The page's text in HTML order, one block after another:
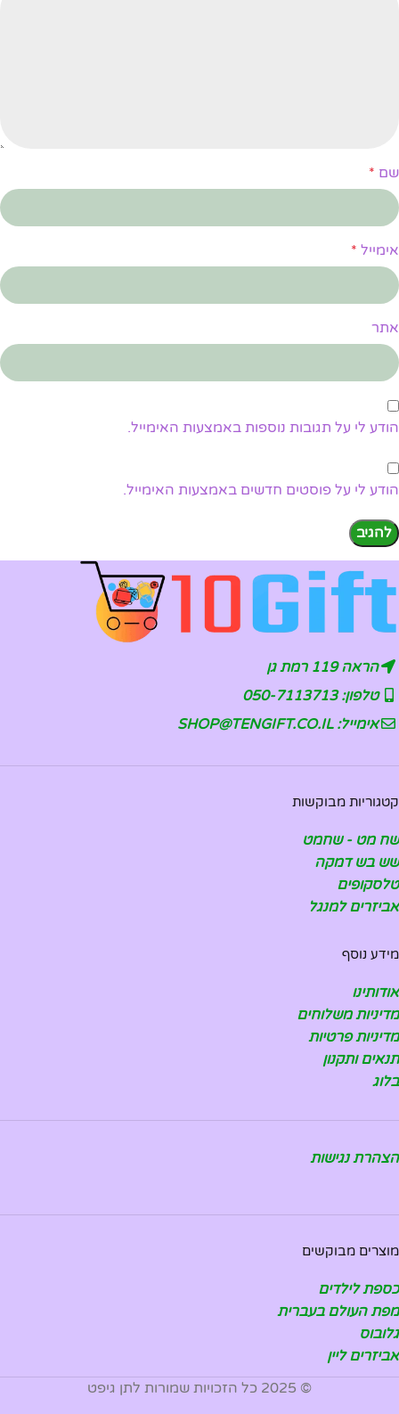
שם *
אימייל *
אתר
הודע לי על תגובות נוספות באמצעות האימייל.
הודע לי על פוסטים חדשים באמצעות האימייל.
הראה 119 רמת גן
טלפון: 050-7113713
אימייל: SHOP@TENGIFT.CO.IL
קטגוריות מבוקשות
שח מט - שחמט
שש בש דמקה
טלסקופים
אביזרים למנגל
מידע נוסף
אודותינו
מדיניות משלוחים
מדיניות פרטיות
תנאים ותקנון
בלוג
הצהרת נגישות
מוצרים מבוקשים
כספת לילדים
מפת העולם בעברית
גלובוס
אביזרים ליין
© 2025 כל הזכויות שמורות לתן גיפט